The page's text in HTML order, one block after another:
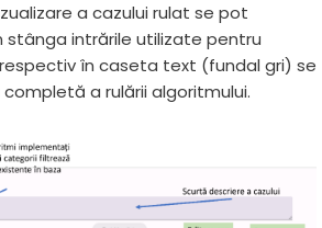
a cazului rulat se pot
stânga intrările utilizate pentru
în caseta text (fundal gri) se
a rulării algoritmului.